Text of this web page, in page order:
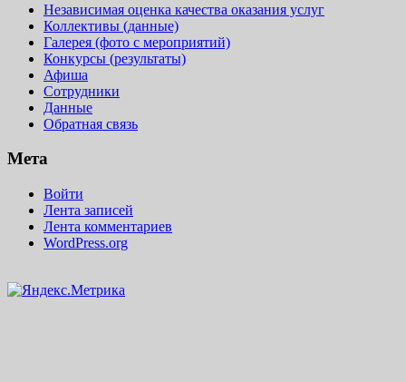
Независимая оценка качества оказания услуг
Коллективы (данные)
Галерея (фото с мероприятий)
Конкурсы (результаты)
Афиша
Сотрудники
Данные
Обратная связь
Мета
Войти
Лента записей
Лента комментариев
WordPress.org